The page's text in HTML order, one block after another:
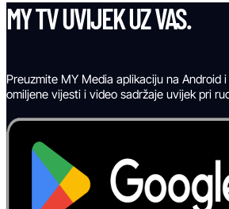
MY TV UVIJEK UZ VAS.
Preuzmite MY Media aplikaciju na Android
omiljene vijesti i video sadržaje uvijek pri